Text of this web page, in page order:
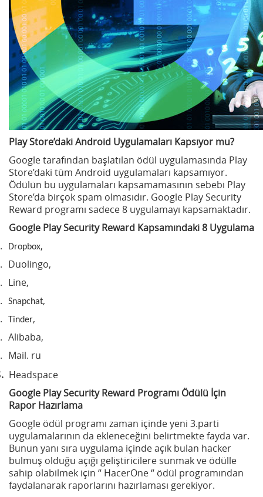
Play Store’daki Android Uygulamaları Kapsıyor mu?
Google tarafından başlatılan ödül uygulamasında Play
Store’daki tüm Android uygulamaları kapsamıyor.
Ödülün bu uygulamaları kapsamamasının sebebi Play
Store’da birçok spam olmasıdır. Google Play Security
Reward programı sadece 8 uygulamayı kapsamaktadır.
Google Play Security Reward Kapsamındaki 8 Uygulama
Dropbox,
Duolingo,
Line,
Snapchat,
Tinder,
Alibaba,
Mail. ru
Headspace
Google Play Security Reward Programı Ödülü İçin
Rapor Hazırlama
Google ödül programı zaman içinde yeni 3.parti
uygulamalarının da ekleneceğini belirtmekte fayda var.
Bunun yanı sıra uygulama içinde açık bulan hacker
bulmuş olduğu açığı geliştiricilere sunmak ve ödülle
sahip olabilmek için “ HacerOne “ ödül programından
faydalanarak raporlarını hazırlaması gerekiyor.